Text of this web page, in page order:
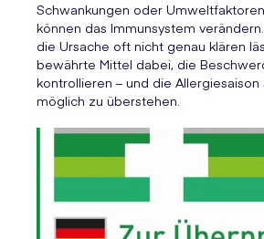
Schwankungen oder
können das Immunsystem
die Ursache oft nicht genau klären
bewährte Mittel dabei, die
kontrollieren – und die
möglich zu überstehen.